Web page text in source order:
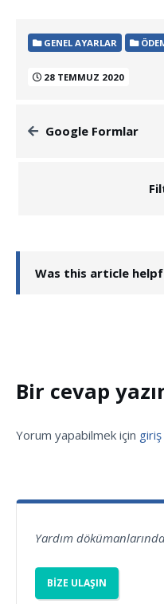
GENEL AYARLAR
28 TEMMUZ 2020
Google Formlar
Was this article
Bir cevap
Yorum yapabilmek için giriş
Yardım dökümanlarında
BIZE ULAŞIN